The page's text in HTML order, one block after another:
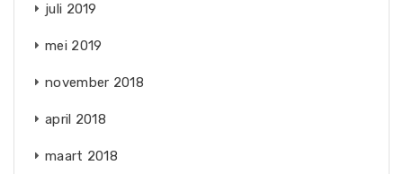
juli 2019
mei 2019
november 2018
april 2018
maart 2018